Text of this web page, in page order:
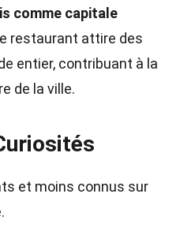
comme capitale
restaurant attire des
entier, contribuant à la
de la ville.
et moins connus sur